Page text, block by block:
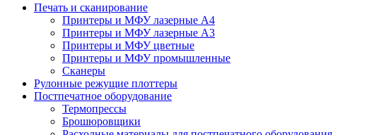
Печать и сканирование
Принтеры и МФУ лазерные А4
Принтеры и МФУ лазерные А3
Принтеры и МФУ цветные
Принтеры и МФУ промышленные
Сканеры
Рулонные режущие плоттеры
Постпечатное оборудование
Термопрессы
Брошюровщики